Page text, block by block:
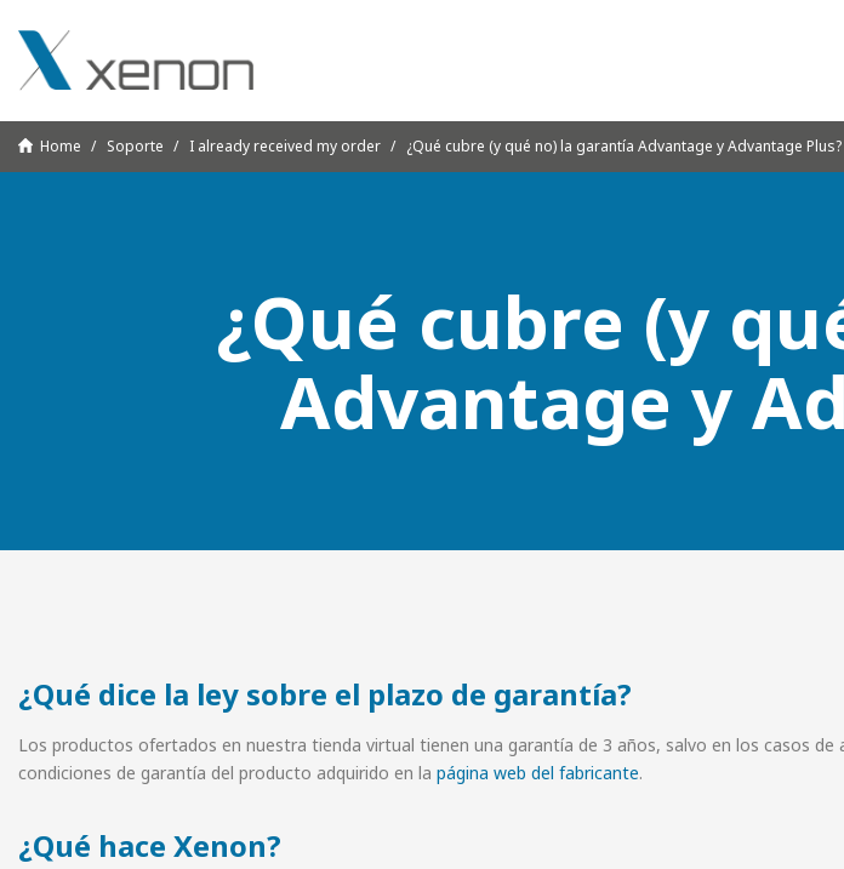
Home Soporte I already received my order ¿Qué cubre (y qué no) la garantía Advantage y Advantage Plus?
¿Qué cubre (y
Advantage y
¿Qué dice la ley sobre el plazo de garantía?
Los productos ofertados en nuestra tienda virtual tienen una garantía de 3 años, salvo en los casos
condiciones de garantía del producto adquirido en la página web del fabricante.
¿Qué hace Xenon?